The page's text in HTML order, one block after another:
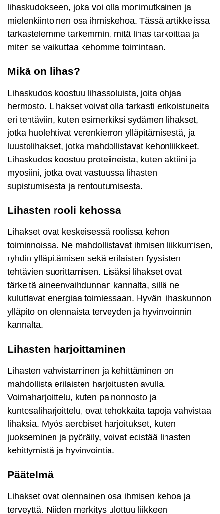
lihaskudokseen, joka voi olla monimutkainen ja
mielenkiintoinen osa ihmiskehoa. Tässä artikkelissa
tarkastelemme tarkemmin, mitä lihas tarkoittaa ja
miten se vaikuttaa kehomme toimintaan.
Mikä on lihas?
Lihaskudos koostuu lihassoluista, joita ohjaa
hermosto. Lihakset voivat olla tarkasti erikoistuneita
eri tehtäviin, kuten esimerkiksi sydämen lihakset,
jotka huolehtivat verenkierron ylläpitämisestä, ja
luustolihakset, jotka mahdollistavat kehonliikkeet.
Lihaskudos koostuu proteiineista, kuten aktiini ja
myosiini, jotka ovat vastuussa lihasten
supistumisesta ja rentoutumisesta.
Lihasten rooli kehossa
Lihakset ovat keskeisessä roolissa kehon
toiminnoissa. Ne mahdollistavat ihmisen liikkumisen,
ryhdin ylläpitämisen sekä erilaisten fyysisten
tehtävien suorittamisen. Lisäksi lihakset ovat
tärkeitä aineenvaihdunnan kannalta, sillä ne
kuluttavat energiaa toimiessaan. Hyvän lihaskunnon
ylläpito on olennaista terveyden ja hyvinvoinnin
kannalta.
Lihasten harjoittaminen
Lihasten vahvistaminen ja kehittäminen on
mahdollista erilaisten harjoitusten avulla.
Voimaharjoittelu, kuten painonnosto ja
kuntosaliharjoittelu, ovat tehokkaita tapoja vahvistaa
lihaksia. Myös aerobiset harjoitukset, kuten
juokseminen ja pyöräily, voivat edistää lihasten
kehittymistä ja hyvinvointia.
Päätelmä
Lihakset ovat olennainen osa ihmisen kehoa ja
terveyttä. Niiden merkitys ulottuu liikkeen